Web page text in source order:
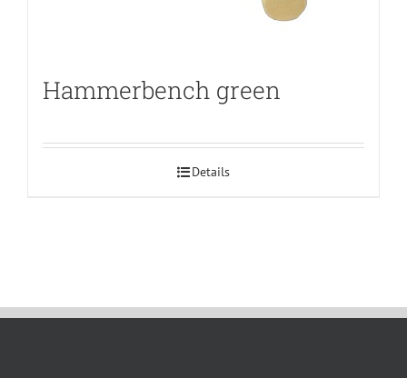
Hammerbench green
Details